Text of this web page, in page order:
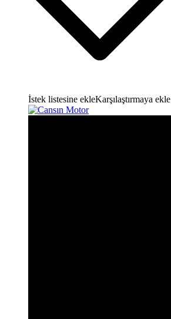
İstek listesine ekleKarşılaştırmaya ekle